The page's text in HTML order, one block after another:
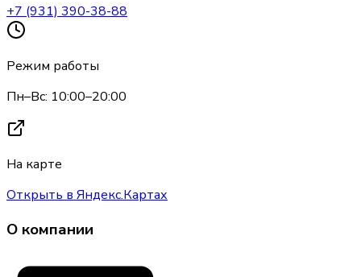
+7 (931) 390-38-88
Режим работы
Пн–Вс: 10:00–20:00
На карте
Открыть в Яндекс.Картах
О компании